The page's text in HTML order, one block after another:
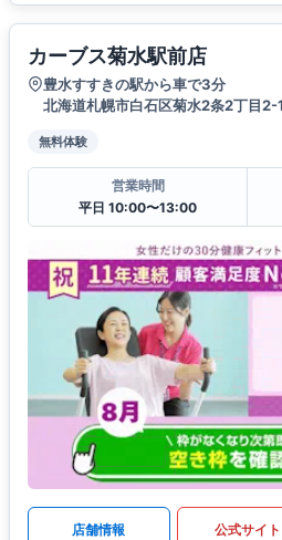
カーブス菊水駅前店
豊水すすきの駅から車で3分
北海道札幌市白石区菊水2条2丁目2-
無料体験
営業時間
平日 10:00〜13:00
店舗情報 公式サイト